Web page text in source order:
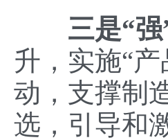
三是“强
升，实施“
动，支撑制
选，引导和